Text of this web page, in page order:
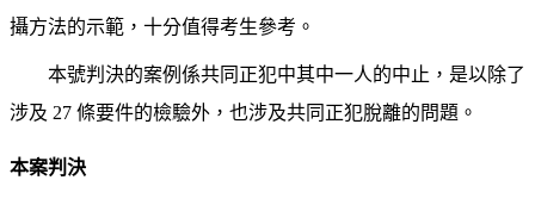
攝方法的示範，十分值得考生參考。
本號判決的案例係共同正犯中其中一人的中止，是以除了
涉及 27 條要件的檢驗外，也涉及共同正犯脫離的問題。
本案判決